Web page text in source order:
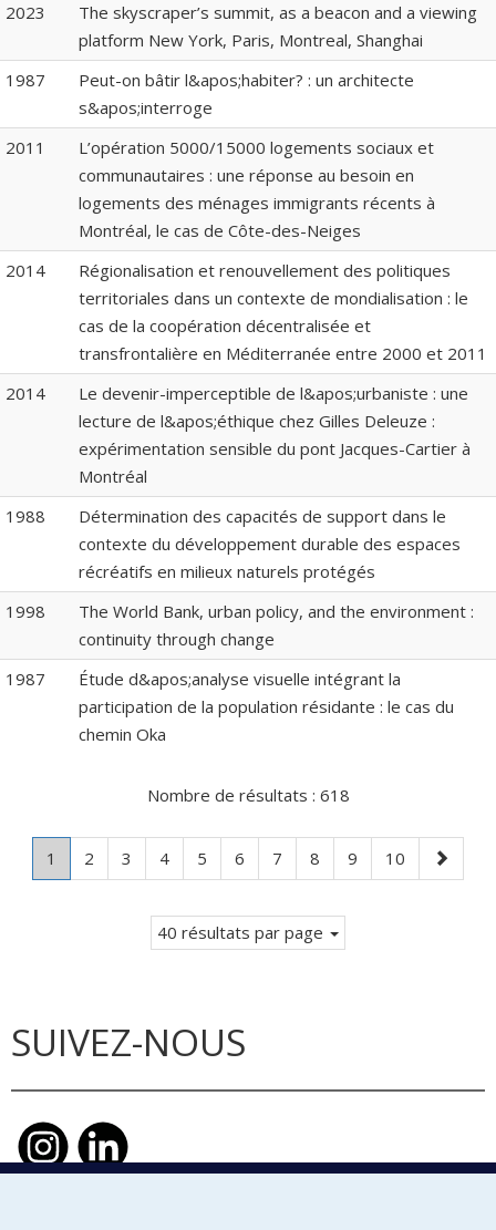
2023
The skyscraper’s summit, as a beacon and a viewing
platform New York, Paris, Montreal, Shanghai
1987
Peut-on bâtir l&apos;habiter? : un architecte
s&apos;interroge
2011
L’opération 5000/15000 logements sociaux et
communautaires : une réponse au besoin en
logements des ménages immigrants récents à
Montréal, le cas de Côte-des-Neiges
2014
Régionalisation et renouvellement des politiques
territoriales dans un contexte de mondialisation : le
cas de la coopération décentralisée et
transfrontalière en Méditerranée entre 2000 et 2011
2014
Le devenir-imperceptible de l&apos;urbaniste : une
lecture de l&apos;éthique chez Gilles Deleuze :
expérimentation sensible du pont Jacques-Cartier à
Montréal
1988
Détermination des capacités de support dans le
contexte du développement durable des espaces
récréatifs en milieux naturels protégés
1998
The World Bank, urban policy, and the environment :
continuity through change
1987
Étude d&apos;analyse visuelle intégrant la
participation de la population résidante : le cas du
chemin Oka
Nombre de résultats : 618
Page
1
Page
Page
2 Page
3 Page
4 Page
5 Page
6 Page
7 Page
8 Page
9 Page
10
Page
suivante
40 résultats par page
SUIVEZ-NOUS